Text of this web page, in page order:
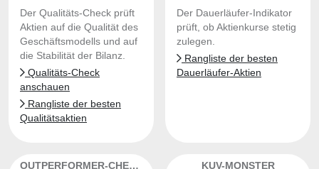
Der Qualitäts-Check prüft
Aktien auf die Qualität des
Geschäftsmodells und auf
die Stabilität der Bilanz.
Qualitäts-Check
anschauen
Rangliste der besten
Qualitätsaktien
Der Dauerläufer-Indikator
prüft, ob Aktienkurse stetig
zulegen.
Rangliste der besten
Dauerläufer-Aktien
OUTPERFORMER-CHECK KUV-MONSTER